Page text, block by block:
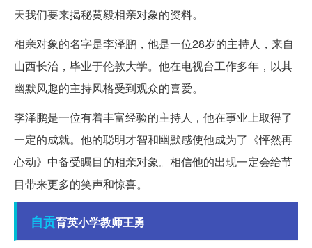
天我们要来揭秘黄毅相亲对象的资料。
相亲对象的名字是李泽鹏，他是一位28岁的主持人，来自
山西长治，毕业于伦敦大学。他在电视台工作多年，以其
幽默风趣的主持风格受到观众的喜爱。
李泽鹏是一位有着丰富经验的主持人，他在事业上取得了
一定的成就。他的聪明才智和幽默感使他成为了《怦然再
心动》中备受瞩目的相亲对象。相信他的出现一定会给节
目带来更多的笑声和惊喜。
自贡育英小学教师王勇